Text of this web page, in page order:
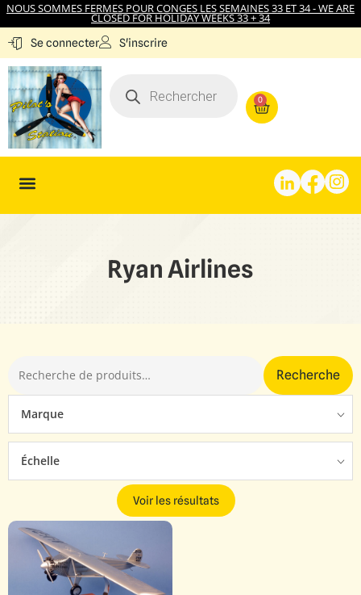
NOUS SOMMES FERMES POUR CONGES LES SEMAINES 33 ET 34 - WE ARE
CLOSED FOR HOLIDAY WEEKS 33 + 34
Se connecter S'inscrire
0
Ryan Airlines
Recherche
Marque
Échelle
Voir les résultats